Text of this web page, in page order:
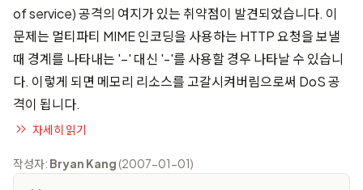
of service) 공격의 여지가 있는 취약점이 발견되었습니다. 이
문제는 멀티파티 MIME 인코딩을 사용하는 HTTP 요청을 보낼
때 경계를 나타내는 '–' 대신 '-'를 사용할 경우 나타날 수 있습니
다. 이렇게 되면 메모리 리소스를 고갈시켜버림으로써 DoS 공
격이 됩니다.
자세히 읽기
작성자: Bryan Kang (2007-01-01)